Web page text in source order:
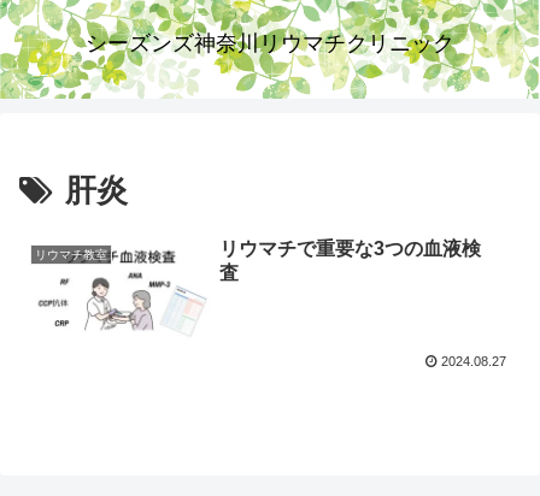
シーズンズ神奈川リウマチクリニック
肝炎
リウマチ教室
リウマチで重要な3つの血液検
査
2024.08.27